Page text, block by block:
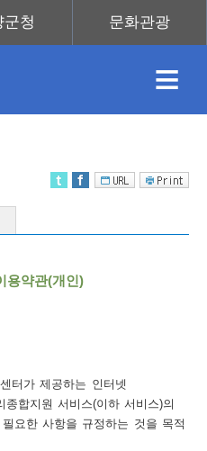
≡
보
보
련
우
내
용약관(개인)
터가 제공하는 인터넷
합지원 서비스(이하 서비스)의
요한 사항을 규정하는 것을 목적